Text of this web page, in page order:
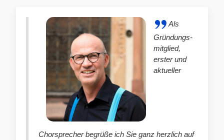
Als
Gründungs-
mitglied,
erster und
aktueller
Chorsprecher begrüße ich Sie ganz herzlich auf